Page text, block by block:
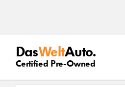
DasWeltAuto.
Certified Pre-Owned